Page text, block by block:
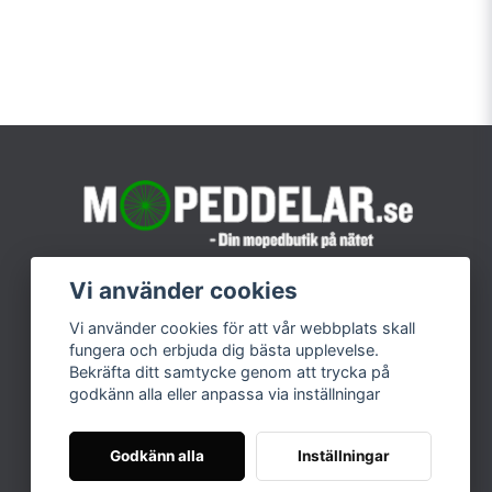
Vi använder cookies
Vi använder cookies för att vår webbplats skall
fungera och erbjuda dig bästa upplevelse.
Bekräfta ditt samtycke genom att trycka på
godkänn alla eller anpassa via inställningar
Godkänn alla Inställningar